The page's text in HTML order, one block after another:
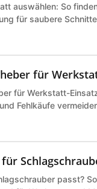
auswählen: So
für saubere
für
für Werkstatt-
Fehlkäufe
passt?